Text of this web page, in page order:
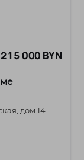
215 000 BYN
дом 14